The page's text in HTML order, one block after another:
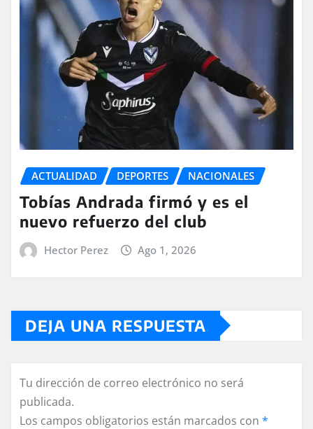
ACTUALIDAD DEPORTES NACIONALES
Tobías Andrada firmó y es el
nuevo refuerzo del club
Hector Perez Ago 1, 2026
DEJA UNA RESPUESTA
Tu dirección de correo electrónico no será
publicada.
Los campos obligatorios están marcados con *